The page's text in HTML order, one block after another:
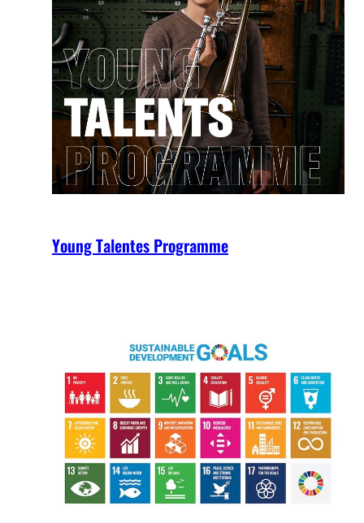
Young Talentes Programme